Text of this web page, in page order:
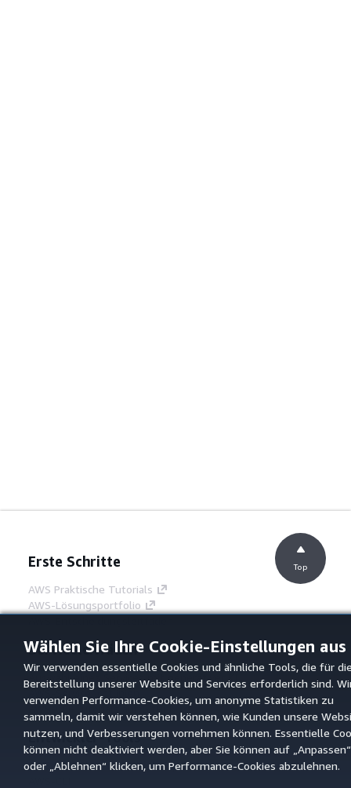
Wählen Sie Ihre Cookie-Einstellungen aus
Wir verwenden essentielle Cookies und ähnliche Tools, die für
Bereitstellung unserer Website und Services erforderlich sind.
verwenden Performance-Cookies, um anonyme Statistiken zu
sammeln, damit wir verstehen können, wie Kunden unsere
nutzen, und Verbesserungen vornehmen können. Essentielle
können nicht deaktiviert werden, aber Sie können auf „Anpassen“
oder „Ablehnen“ klicken, um Performance-Cookies abzulehnen.
Erste Schritte
AWS Praktische Tutorials
AWS-Lösungsportfolio
Serviceleitfäden
Auswahl eines Services mit generativer KI
AWS-Servicerichtlinien
AWS-CLI-Tutorials auf GitHub
Entwickler-Tools
AWS Bibliothek mit Codebeispielen
Top